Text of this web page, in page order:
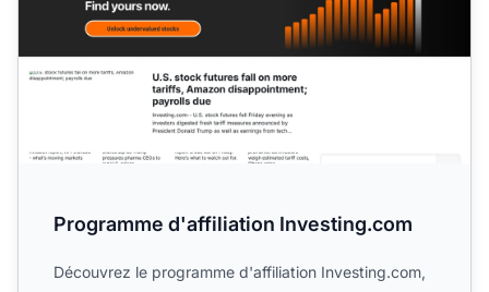
Programme d'affiliation Investing.com
Découvrez le programme d'affiliation Investing.com,